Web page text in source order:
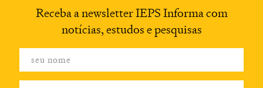
Receba a newsletterIEPS Informa com
notícias, estudos e pesquisas